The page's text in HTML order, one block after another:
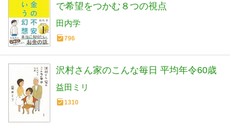
で希望をつかむ８つの視点
田内学
796
沢村さん家のこんな毎日 平均年令60歳
益田ミリ
1310